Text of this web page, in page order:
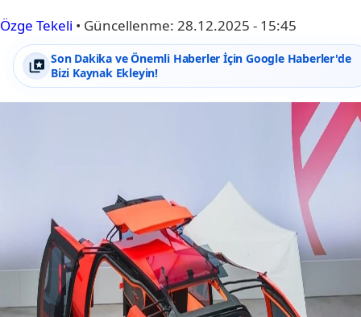
Özge Tekeli • Güncellenme: 28.12.2025 - 15:45
Son Dakika ve Önemli Haberler İçin Google Haberler'de
Bizi Kaynak Ekleyin!